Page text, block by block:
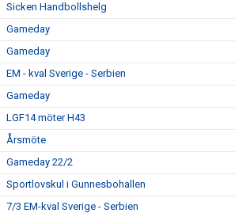
Sicken Handbollshelg
Gameday
Gameday
EM - kval Sverige - Serbien
Gameday
LGF14 möter H43
Årsmöte
Gameday 22/2
Sportlovskul i Gunnesbohallen
7/3 EM-kval Sverige - Serbien